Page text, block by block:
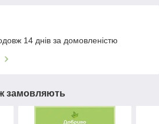
14 днів за домовленістю
замовляють